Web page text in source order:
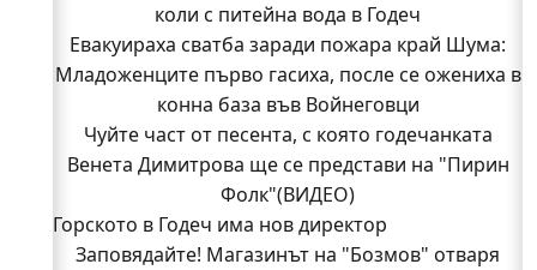
коли с питейна вода в Годеч
Евакуираха сватба заради пожара край Шума:
Младоженците първо гасиха, после се ожениха в
конна база във Войнеговци
Чуйте част от песента, с която годечанката
Венета Димитрова ще се представи на "Пирин
Фолк"(ВИДЕО)
Горското в Годеч има нов директор
Заповядайте! Магазинът на "Бозмов" отваря